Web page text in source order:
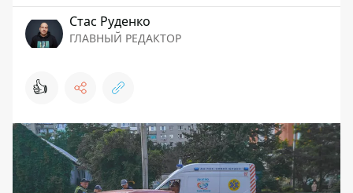
Стаc Руденко
ГЛАВНЫЙ РЕДАКТОР
👍